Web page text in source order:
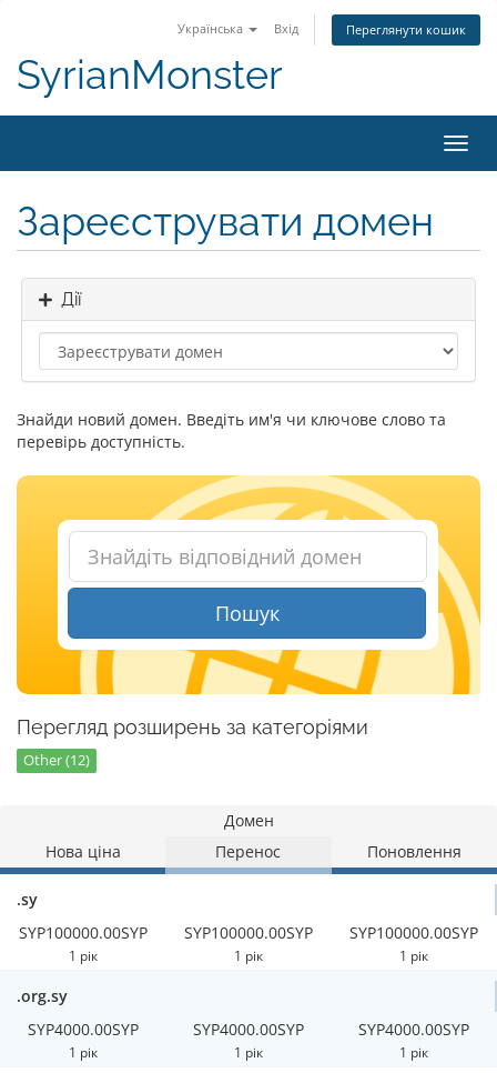
Українська Вхід Переглянути кошик
SyrianMonster
Зареєструвати домен
Дії
Знайди новий домен. Введіть им'я чи ключове слово та
перевірь доступність.
Пошук
Перегляд розширень за категоріями
Other (12)
Домен
Нова ціна
Перенос Поновлення
.sy
SYP100000.00SYP
1 рік
SYP100000.00SYP
1 рік
SYP100000.00SYP
1 рік
.org.sy
SYP4000.00SYP
1 рік
SYP4000.00SYP
1 рік
SYP4000.00SYP
1 рік